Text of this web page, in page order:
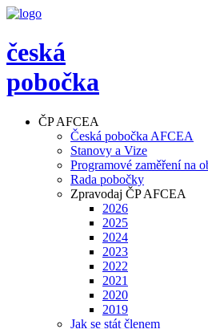
česká
pobočka
ČP AFCEA
Česká pobočka AFCEA
Stanovy a Vize
Programové zaměření na
Rada pobočky
Zpravodaj ČP AFCEA
2026
2025
2024
2023
2022
2021
2020
2019
Jak se stát členem